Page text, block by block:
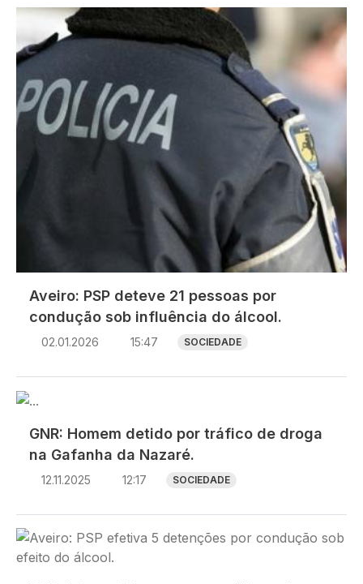
Imagem
Aveiro: PSP deteve 21 pessoas por
condução sob influência do álcool.
02.01.2026 15:47 SOCIEDADE
Imagem
GNR: Homem detido por tráfico de droga
na Gafanha da Nazaré.
12.11.2025 12:17 SOCIEDADE
Imagem